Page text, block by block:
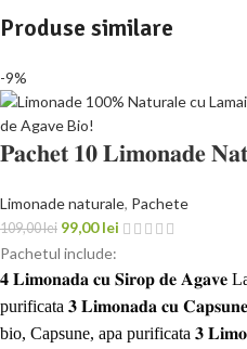
Produse similare
-9%
𝐏𝐚𝐜𝐡𝐞𝐭 𝟏𝟎 𝐋𝐢𝐦𝐨𝐧𝐚𝐝𝐞
Limonade naturale, Pachete
109,00lei 99,00lei
Pachetul include:
𝟒 𝐋𝐢𝐦𝐨𝐧𝐚𝐝𝐚 𝐜𝐮 𝐒𝐢𝐫𝐨𝐩 𝐝𝐞 𝐀𝐠𝐚𝐯𝐞
purificata 𝟑 𝐋𝐢𝐦𝐨𝐧𝐚𝐝𝐚 𝐜𝐮
bio, Capsune, apa purificata 𝟑